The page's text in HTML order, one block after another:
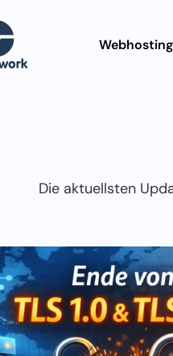
Webhosting
Die aktuellsten